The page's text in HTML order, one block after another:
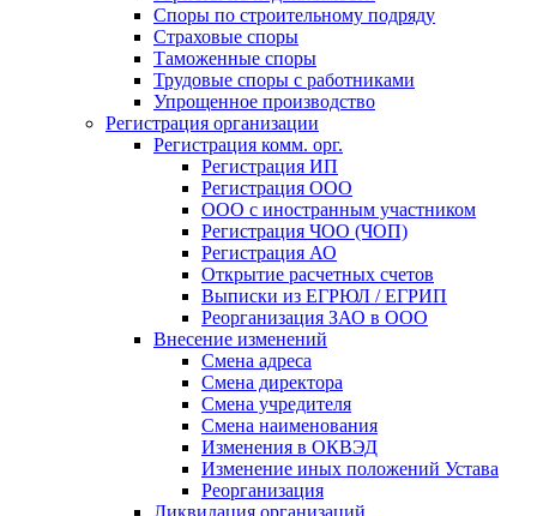
Споры по строительному подряду
Страховые споры
Таможенные споры
Трудовые споры с работниками
Упрощенное производство
Регистрация организации
Регистрация комм. орг.
Регистрация ИП
Регистрация ООО
ООО с иностранным участником
Регистрация ЧОО (ЧОП)
Регистрация АО
Открытие расчетных счетов
Выписки из ЕГРЮЛ / ЕГРИП
Реорганизация ЗАО в ООО
Внесение изменений
Смена адреса
Смена директора
Cмена учредителя
Смена наименования
Изменения в ОКВЭД
Изменение иных положений Устава
Реорганизация
Ликвидация организаций